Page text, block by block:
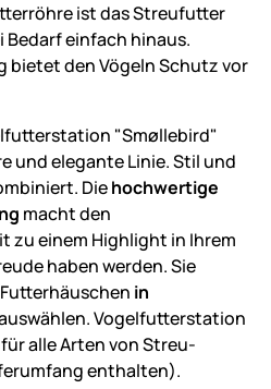
ist das Streufutter
einfach hinaus.
bietet den Vögeln Schutz vor
"Smøllebird"
und elegante Linie. Stil und
Diehochwertige
macht den
zu einem Highlight in Ihrem
haben werden. Sie
in
Vogelfutterstation
alle Arten von Streu-
enthalten).